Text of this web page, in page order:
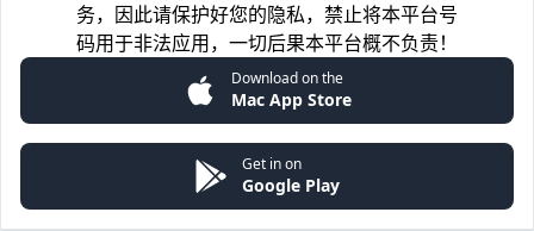
务，因此请保护好您的隐私，禁止将本平台号
码用于非法应用，一切后果本平台概不负责！
Download on the
Mac App Store
Get in on
Google Play